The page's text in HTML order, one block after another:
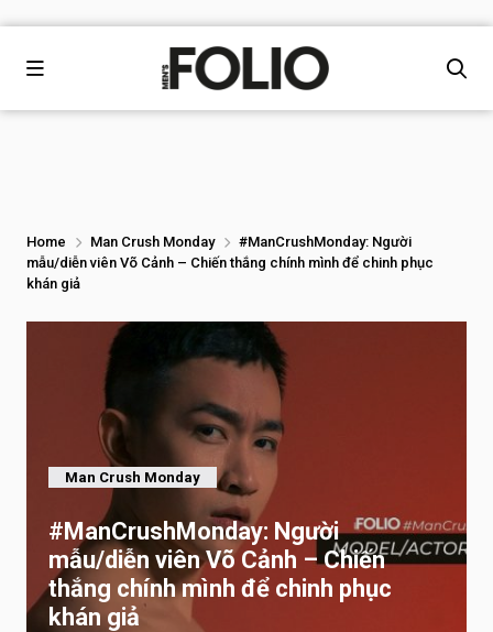
Home Man Crush Monday
#ManCrushMonday: Người
mẫu/diễn viên Võ Cảnh – Chiến thắng chính mình để chinh phục
khán giả
Man Crush Monday
#ManCrushMonday: Người
mẫu/diễn viên Võ Cảnh – Chiến
thắng chính mình để chinh phục
khán giả